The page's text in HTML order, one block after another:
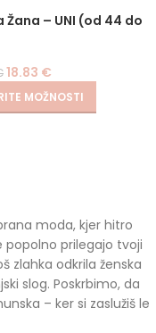
Žana – UNI (od 44 do
18.83 €
MOŽNOSTI
moda, kjer hitro
popolno prilegajo tvoji
zlahka odkrila ženska
slog. Poskrbimo, da
– ker si zaslužiš le